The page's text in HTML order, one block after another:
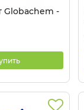
Globachem -